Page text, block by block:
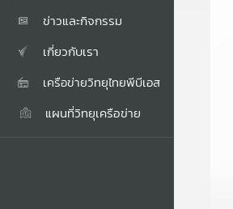
ข่าวและกิจกรรม
เกี่ยวกับเรา
เครือข่ายวิทยุไทยพีบีเอส
แผนที่วิทยุเครือข่าย